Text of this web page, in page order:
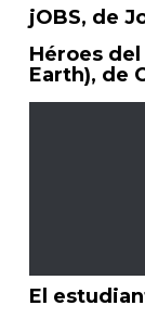
jOBS, de
Héroes
Earth), de
El